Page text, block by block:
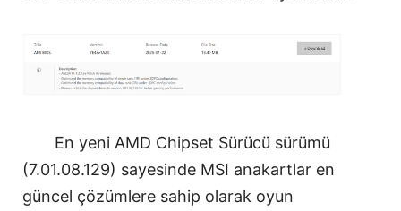
En yeni AMD Chipset Sürücü sürümü
(7.01.08.129) sayesinde MSI anakartlar en
güncel çözümlere sahip olarak oyun